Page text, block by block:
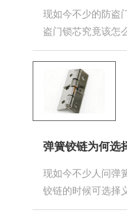
现如今不少的防盗
盗门锁芯究竟该怎
弹簧铰链为何选
现如今不少人问弹
铰链的时候可选择